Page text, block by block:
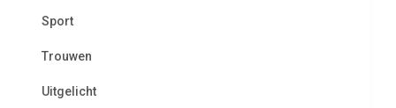
Sport
Trouwen
Uitgelicht